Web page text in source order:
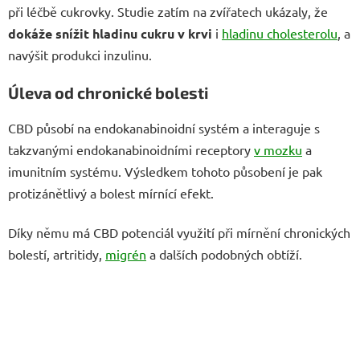
při léčbě cukrovky. Studie zatím na zvířatech ukázaly, že
dokáže snížit hladinu cukru v krvi i hladinu cholesterolu , a
navýšit produkci inzulinu.
Úleva od chronické bolesti
CBD působí na endokanabinoidní systém a interaguje s
takzvanými endokanabinoidními receptory v mozku a
imunitním systému. Výsledkem tohoto působení je pak
protizánětlivý a bolest mírnící efekt.
Díky němu má CBD potenciál využití při mírnění chronických
bolestí, artritidy, migrén a dalších podobných obtíží.